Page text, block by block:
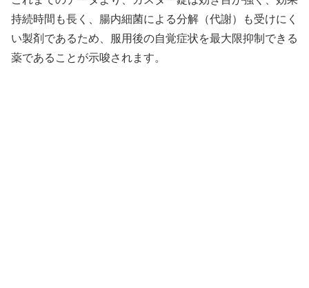
持続時間も長く、腸内細菌による分解（代謝）も受けにく
い製剤であるため、服用後の自覚症状を最大限抑制できる
薬であることが示唆されます。